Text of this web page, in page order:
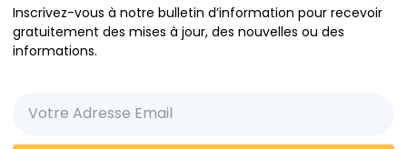
Inscrivez-vous à notre bulletin d’information pour recevoir
gratuitement des mises à jour, des nouvelles ou des
informations.